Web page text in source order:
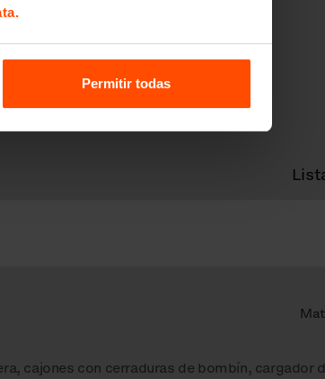
Permitir todas
cajones con cerraduras de bombín, cargador